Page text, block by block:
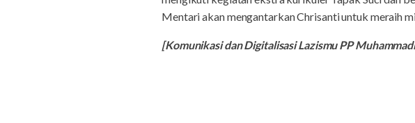
Mentari akan mengantarkan Chrisanti untuk meraih
[Komunikasi dan Digitalisasi Lazismu PP